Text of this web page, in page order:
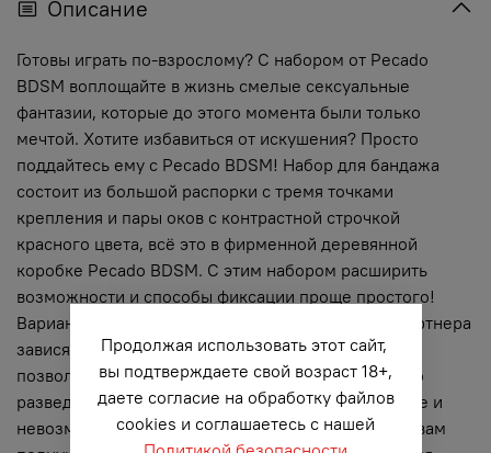
Описание
Готовы играть по-взрослому? С набором от Pecado
BDSM воплощайте в жизнь смелые сексуальные
фантазии, которые до этого момента были только
мечтой. Хотите избавиться от искушения? Просто
поддайтесь ему с Pecado BDSM! Набор для бандажа
состоит из большой распорки с тремя точками
крепления и пары оков с контрастной строчкой
красного цвета, всё это в фирменной деревянной
коробке Pecado BDSM. С этим набором расширить
возможности и способы фиксации проще простого!
Варианты и комбинации ограничения свободы партнера
зависят от вашей фантазии и желаний. Распорка
позволяет зафиксировать ноги партнера в широко
разведенной позиции. Частичное обездвиживание и
невозможность двигать руками или ногами дают вам
Продолжая использовать этот сайт,
вы подтверждаете свой возраст 18+,
даете согласие на обработку файлов
cookies и соглашаетесь с нашей